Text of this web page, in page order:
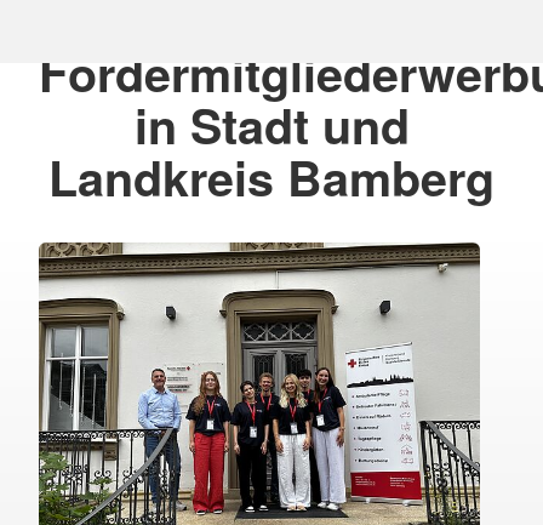
in Stadt und
Landkreis Bamberg